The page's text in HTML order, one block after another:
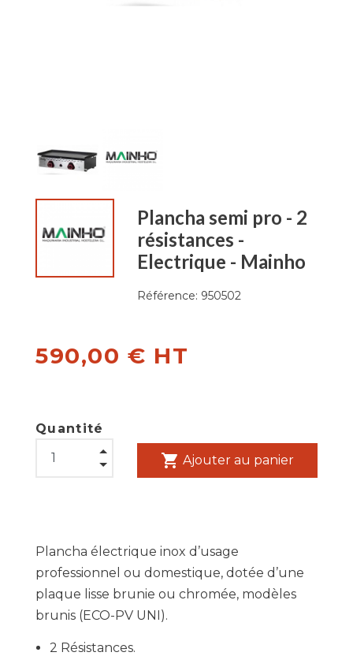
Plancha semi pro - 2
résistances -
Electrique - Mainho
Référence: 950502
590,00 € HT
Quantité
shopping_cart Ajouter au panier
Plancha électrique inox d’usage
professionnel ou domestique, dotée d’une
plaque lisse brunie ou chromée, modèles
brunis (ECO-PV UNI).
2 Résistances.